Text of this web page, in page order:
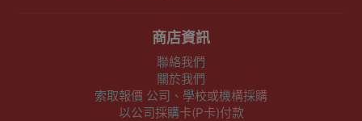
商店資訊
聯絡我們
關於我們
索取報價 公司、學校或機構採購
以公司採購卡(P卡)付款